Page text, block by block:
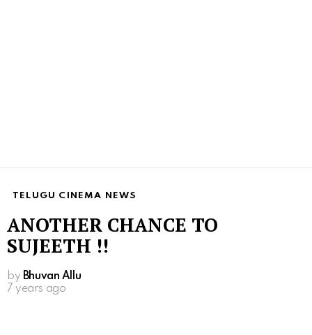
TELUGU CINEMA NEWS
ANOTHER CHANCE TO
SUJEETH !!
by Bhuvan Allu
7 years ago